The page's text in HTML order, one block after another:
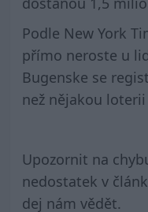
Podle New York
přímo neroste u
Bugenske se
než nějakou
Upozornit na
nedostatek v
dej nám vědět.